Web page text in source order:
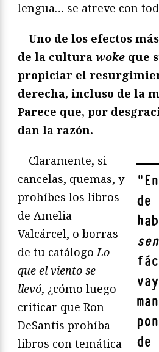
lengua… se atreve con
—Uno de los efectos
de la cultura woke que
propiciar el
derecha, incluso de la
Parece que, por
dan la razón.
"
de
de
—Claramente, si
cancelas, quemas, y
prohíbes los libros
de Amelia
Valcárcel, o borras
de tu catálogoLo
que el viento se
llevó, ¿cómo luego
criticar que Ron
DeSantis prohíba
libros con temática